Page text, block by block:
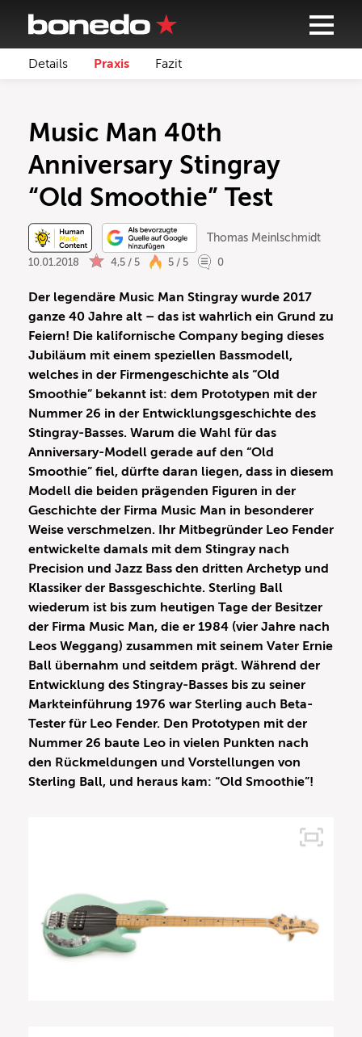
Details Praxis Fazit
Music Man 40th
Anniversary Stingray
“Old Smoothie” Test
Thomas Meinlschmidt
10.01.2018 4,5 / 5 5 / 5 0
Der legendäre Music Man Stingray wurde 2017
ganze 40 Jahre alt – das ist wahrlich ein Grund zu
Feiern! Die kalifornische Company beging dieses
Jubiläum mit einem speziellen Bassmodell,
welches in der Firmengeschichte als “Old
Smoothie” bekannt ist: dem Prototypen mit der
Nummer 26 in der Entwicklungsgeschichte des
Stingray-Basses. Warum die Wahl für das
Anniversary-Modell gerade auf den “Old
Smoothie” fiel, dürfte daran liegen, dass in diesem
Modell die beiden prägenden Figuren in der
Geschichte der Firma Music Man in besonderer
Weise verschmelzen. Ihr Mitbegründer Leo Fender
entwickelte damals mit dem Stingray nach
Precision und Jazz Bass den dritten Archetyp und
Klassiker der Bassgeschichte. Sterling Ball
wiederum ist bis zum heutigen Tage der Besitzer
der Firma Music Man, die er 1984 (vier Jahre nach
Leos Weggang) zusammen mit seinem Vater Ernie
Ball übernahm und seitdem prägt. Während der
Entwicklung des Stingray-Basses bis zu seiner
Markteinführung 1976 war Sterling auch Beta-
Tester für Leo Fender. Den Prototypen mit der
Nummer 26 baute Leo in vielen Punkten nach
den Rückmeldungen und Vorstellungen von
Sterling Ball, und heraus kam: “Old Smoothie”!